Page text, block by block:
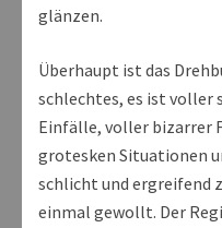
glänzen.
Überhaupt ist das
schlechtes, es ist voller
Einfälle, voller bizarrer
grotesken Situationen
schlicht und ergreifend
einmal gewollt. Der